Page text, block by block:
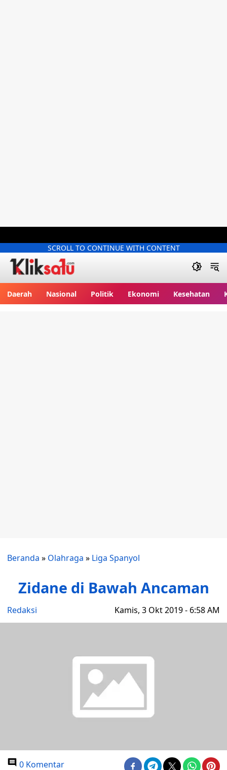
SCROLL TO CONTINUE WITH CONTENT
Daerah Nasional Politik Ekonomi Kesehatan
Beranda » Olahraga » Liga Spanyol
Zidane di Bawah Ancaman
Redaksi Kamis, 3 Okt 2019 - 6:58 AM
0 Komentar